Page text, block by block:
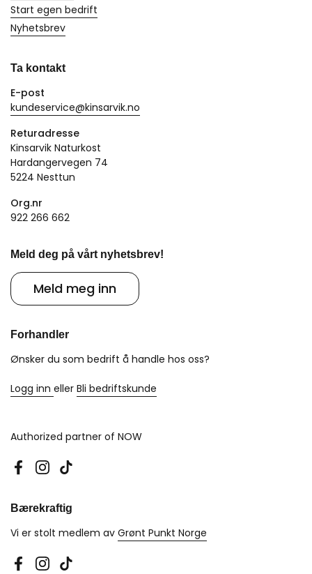
Start egen bedrift
Nyhetsbrev
Ta kontakt
E-post
kundeservice@kinsarvik.no
Returadresse
Kinsarvik Naturkost
Hardangervegen 74
5224 Nesttun
Org.nr
922 266 662
Meld deg på vårt nyhetsbrev!
Meld meg inn
Forhandler
Ønsker du som bedrift å handle hos oss?
Logg inn eller Bli bedriftskunde
Authorized partner of NOW
Facebook
Instagram
TikTok
Bærekraftig
Vi er stolt medlem av Grønt Punkt Norge
Facebook
Instagram
TikTok